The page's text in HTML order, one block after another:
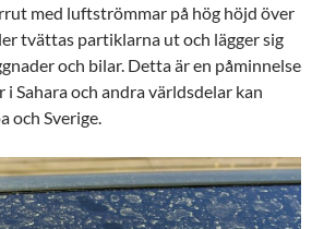
med luftströmmar på hög höjd över
tvättas partiklarna ut och lägger sig
och bilar. Detta är en påminnelse
Sahara och andra världsdelar kan
och Sverige.